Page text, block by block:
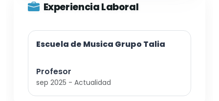
Experiencia Laboral
Escuela de Musica Grupo Talia
Profesor
sep 2025 - Actualidad